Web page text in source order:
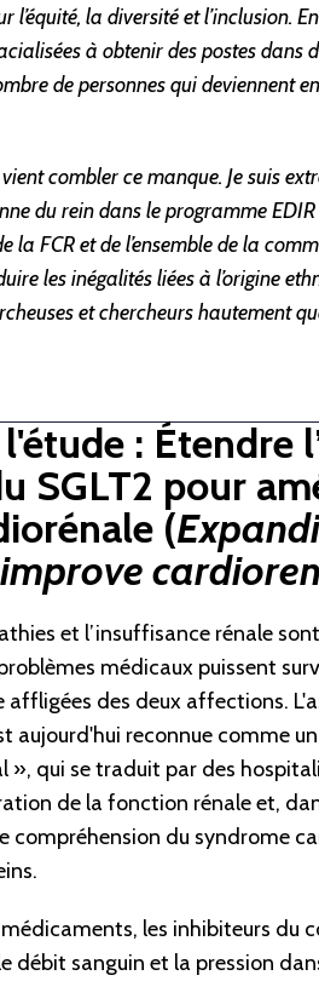
l’équité, la diversité et l’inclusion.
à obtenir des postes dans
de personnes qui deviennent
combler ce manque. Je suis
du rein dans le programme
la FCR et de l’ensemble de la
les inégalités liées à l’origine
et chercheurs hautement
: Étendre
SGLT2 pour
(
et l’insuffisance rénale
médicaux puissent
affligées des deux affections.
aujourd'hui reconnue comme
», qui se traduit par des
de la fonction rénale et,
compréhension du syndrome
les inhibiteurs du
débit sanguin et la pression